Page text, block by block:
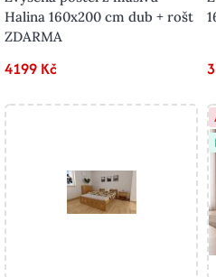
Halina 160x200 cm dub + rošt
ZDARMA
4199 Kč